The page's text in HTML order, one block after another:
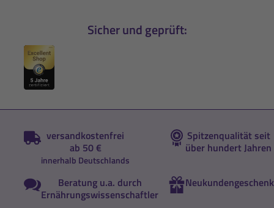
Sicher und geprüft:
versandkostenfrei
ab 50 €
innerhalb Deutschlands
Spitzenqualität seit
über hundert Jahren
Beratung u.a. durch
Ernährungswissenschaftler
Neukundengeschenk